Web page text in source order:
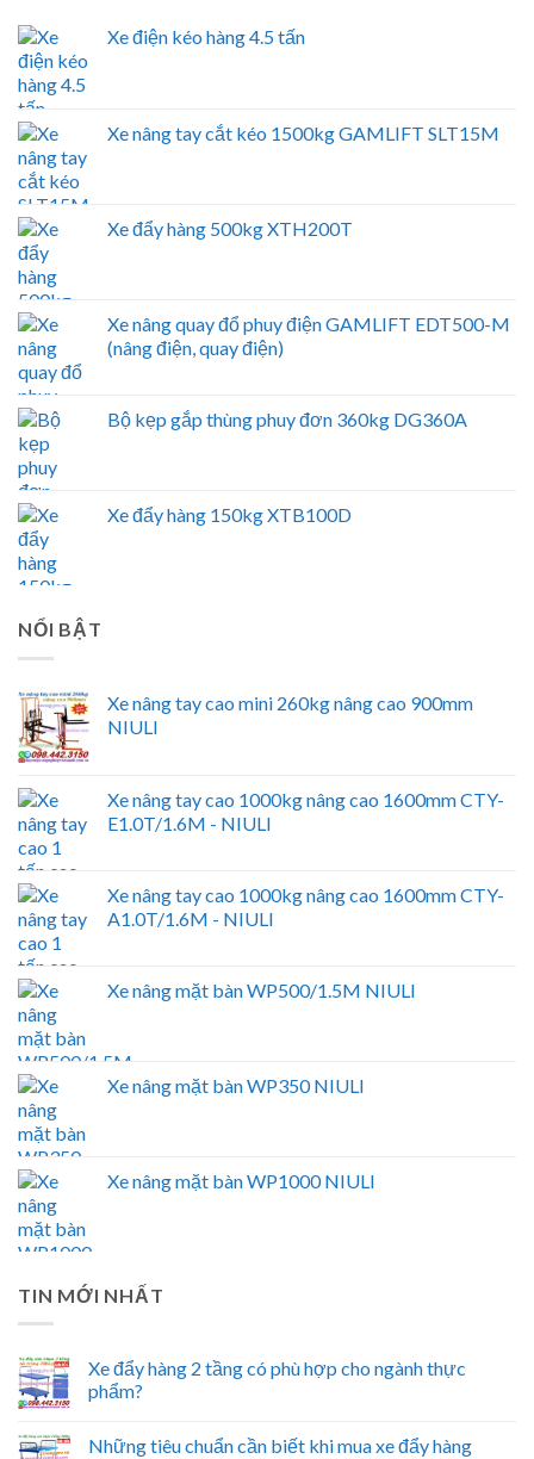
Xe điện kéo hàng 4.5 tấn
Xe nâng tay cắt kéo 1500kg GAMLIFT SLT15M
Xe đẩy hàng 500kg XTH200T
Xe nâng quay đổ phuy điện GAMLIFT EDT500-M
(nâng điện, quay điện)
Bộ kẹp gắp thùng phuy đơn 360kg DG360A
Xe đẩy hàng 150kg XTB100D
NỔI BẬT
Xe nâng tay cao mini 260kg nâng cao 900mm
NIULI
Xe nâng tay cao 1000kg nâng cao 1600mm CTY-
E1.0T/1.6M - NIULI
Xe nâng tay cao 1000kg nâng cao 1600mm CTY-
A1.0T/1.6M - NIULI
Xe nâng mặt bàn WP500/1.5M NIULI
Xe nâng mặt bàn WP350 NIULI
Xe nâng mặt bàn WP1000 NIULI
TIN MỚI NHẤT
Xe đẩy hàng 2 tầng có phù hợp cho ngành thực
phẩm?
Những tiêu chuẩn cần biết khi mua xe đẩy hàng